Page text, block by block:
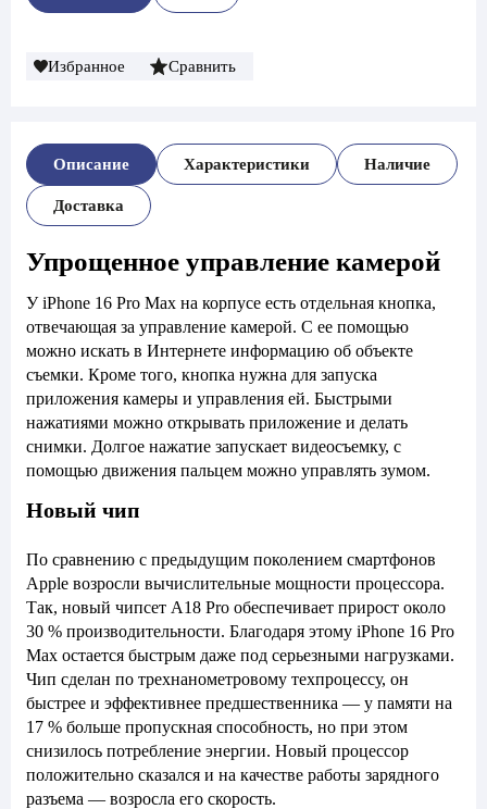
Избранное Сравнить
Описание Характеристики Наличие
Доставка
Упрощенное управление камерой
У iPhone 16 Pro Max на корпусе есть отдельная кнопка,
отвечающая за управление камерой. С ее помощью
можно искать в Интернете информацию об объекте
съемки. Кроме того, кнопка нужна для запуска
приложения камеры и управления ей. Быстрыми
нажатиями можно открывать приложение и делать
снимки. Долгое нажатие запускает видеосъемку, с
помощью движения пальцем можно управлять зумом.
Новый чип
По сравнению с предыдущим поколением смартфонов
Apple возросли вычислительные мощности процессора.
Так, новый чипсет А18 Pro обеспечивает прирост около
30 % производительности. Благодаря этому iPhone 16 Pro
Max остается быстрым даже под серьезными нагрузками.
Чип сделан по трехнанометровому техпроцессу, он
быстрее и эффективнее предшественника — у памяти на
17 % больше пропускная способность, но при этом
снизилось потребление энергии. Новый процессор
положительно сказался и на качестве работы зарядного
разъема — возросла его скорость.